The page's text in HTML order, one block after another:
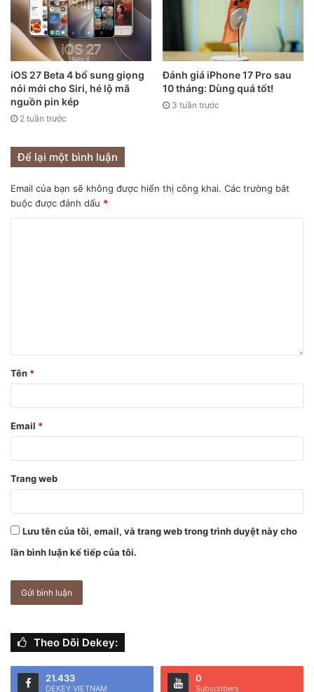
iOS 27 Beta 4 bổ sung giọng
nói mới cho Siri, hé lộ mã
nguồn pin kép
2 tuần trước
Đánh giá iPhone 17 Pro sau
10 tháng: Dùng quá tốt!
3 tuần trước
Để lại một bình luận
Email của bạn sẽ không được hiển thị công khai. Các trường bắt
buộc được đánh dấu *
Tên *
Email *
Trang web
Lưu tên của tôi, email, và trang web trong trình duyệt này cho
lần bình luận kế tiếp của tôi.
Theo Dõi Dekey:
21.433
DEKEY VIETNAM
0
Subscribers